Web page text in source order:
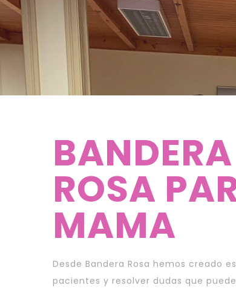
ROSA
MAMA
Desde Bandera Rosa hemos creado
pacientes y resolver dudas que